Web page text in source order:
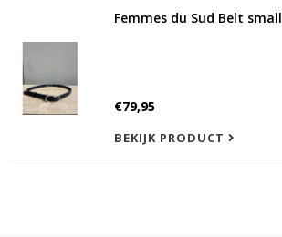
Femmes du Sud Belt small
€79,95
BEKIJK PRODUCT